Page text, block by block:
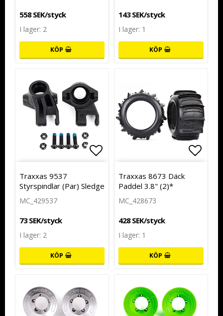
558 SEK/styck
I lager: 2
KÖP
143 SEK/styck
I lager: 1
KÖP
Lägg till i favoritlistan
Traxxas 9537
Styrspindlar (Par) Sledge
MC_429537
73 SEK/styck
I lager: 2
KÖP
Traxxas 8673 Däck
Paddel 3.8" (2)*
MC_428673
428 SEK/styck
I lager: 1
KÖP